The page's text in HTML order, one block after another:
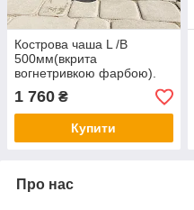
Кострова чаша L /В
500мм(вкрита
вогнетривкою фарбою).
1 760 ₴
Купити
Про нас